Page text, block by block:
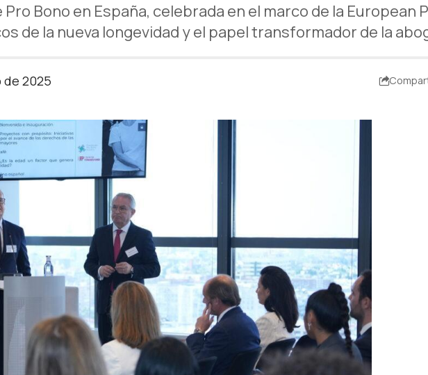
Pro Bono en España, celebrada en el marco de la European
de la nueva longevidad y el papel transformador de la
2025